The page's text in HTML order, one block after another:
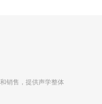
销售，提供声学整体